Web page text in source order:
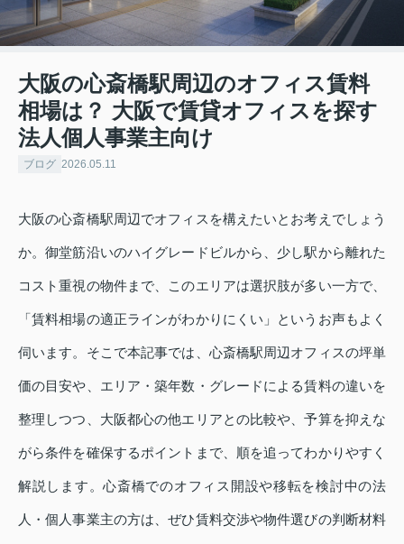
大阪の心斎橋駅周辺のオフィス賃料
相場は？ 大阪で賃貸オフィスを探す
法人個人事業主向け
ブログ 2026.05.11
大阪の心斎橋駅周辺でオフィスを構えたいとお考えでしょう
か。御堂筋沿いのハイグレードビルから、少し駅から離れた
コスト重視の物件まで、このエリアは選択肢が多い一方で、
「賃料相場の適正ラインがわかりにくい」というお声もよく
伺います。そこで本記事では、心斎橋駅周辺オフィスの坪単
価の目安や、エリア・築年数・グレードによる賃料の違いを
整理しつつ、大阪都心の他エリアとの比較や、予算を抑えな
がら条件を確保するポイントまで、順を追ってわかりやすく
解説します。心斎橋でのオフィス開設や移転を検討中の法
人・個人事業主の方は、ぜひ賃料交渉や物件選びの判断材料